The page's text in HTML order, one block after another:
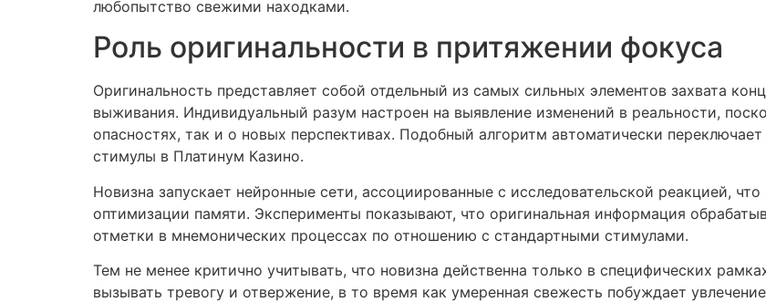
любопытство свежими находками.
Роль оригинальности в притяжении фокуса
Оригинальность представляет собой отдельный из самых сильных элементов захвата
выживания. Индивидуальный разум настроен на выявление изменений в реальности,
опасностях, так и о новых перспективах. Подобный алгоритм автоматически
стимулы в Платинум Казино.
Новизна запускает нейронные сети, ассоциированные с исследовательской реакцией,
оптимизации памяти. Эксперименты показывают, что оригинальная информация
отметки в мнемонических процессах по отношению с стандартными стимулами.
Тем не менее критично учитывать, что новизна действенна только в специфических
вызывать тревогу и отвержение, в то время как умеренная свежесть побуждает